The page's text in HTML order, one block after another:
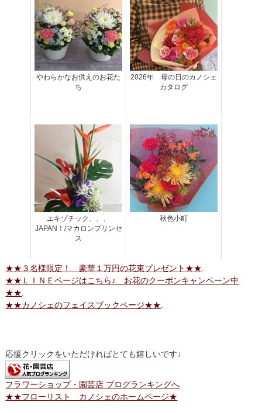
やわらかなお供えのお花た
ち
2026年 母の日のカノシェ
カタログ
エキゾチック、、、
JAPAN！/マカロンプリンセ
ス
秋色小町
★★３名様限定！ 豪華１万円の花束プレゼント★★
★★ＬＩＮＥページはこちら♪ お花のクーポンキャンペーン中
★★
★★カノシェのフェイスブックページ★★
応援クリックをいただければとても嬉しいです↓
フラワーショップ・園芸店 ブログランキングへ
★★フローリスト カノシェのホームページ★